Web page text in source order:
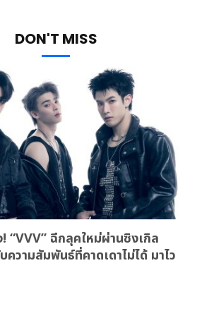
DON'T MISS
! “VVV” ฉีกลุคใหม่ผ่านซิงเกิล
วามสัมพันธ์ที่คาดเดาไม่ได้ มาไว